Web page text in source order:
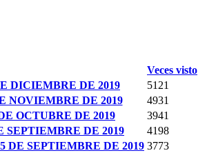
Veces visto
DICIEMBRE DE 2019
5121
NOVIEMBRE DE 2019
4931
OCTUBRE DE 2019
3941
SEPTIEMBRE DE 2019
4198
DE SEPTIEMBRE DE 2019 3773